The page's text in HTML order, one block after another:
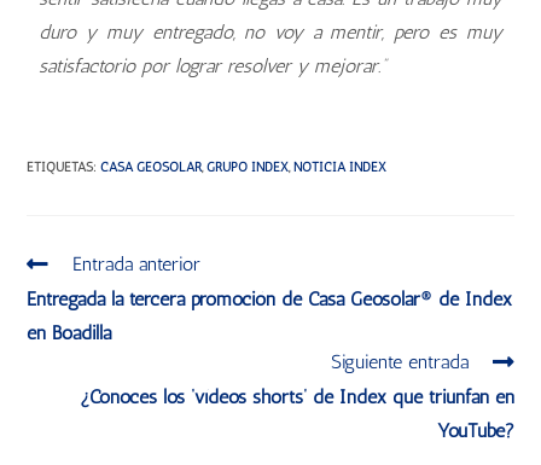
duro y muy entregado, no voy a mentir, pero es muy
satisfactorio por lograr resolver y mejorar.”
ETIQUETAS:CASA GEOSOLAR, GRUPO INDEX, NOTICIA INDEX
Entrada anterior
Entregada la tercera promoción de Casa Geosolar® de Index
en Boadilla
Siguiente entrada
¿Conoces los ‘vídeos shorts’ de Index que triunfan en
YouTube?